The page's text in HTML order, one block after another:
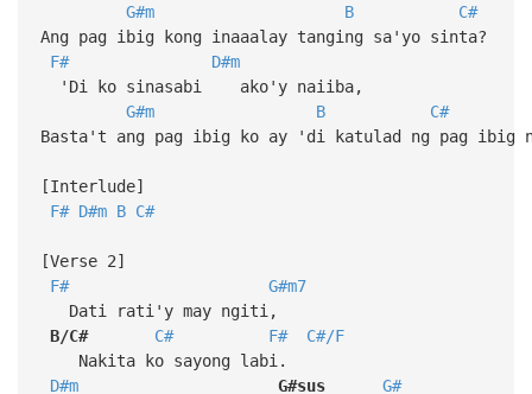
G#m
B
C#
Ang pag ibig kong inaaalay tanging sa'yo sinta?
F#
D#m
'Di ko sinasabi ako'y naiiba,
G#m
B
C#
Basta't ang pag ibig ko ay 'di katulad ng pag ibig
[Interlude]
F# D#m B C#
[Verse 2]
F#
G#m7
Dati rati'y may ngiti,
B/C#
C# F#
C#/F
Nakita ko sayong labi.
D#m
G#sus
G#